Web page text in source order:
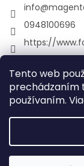
Tento web
prechádzaním
používaním.
info@
0948100696
https://
Copyright